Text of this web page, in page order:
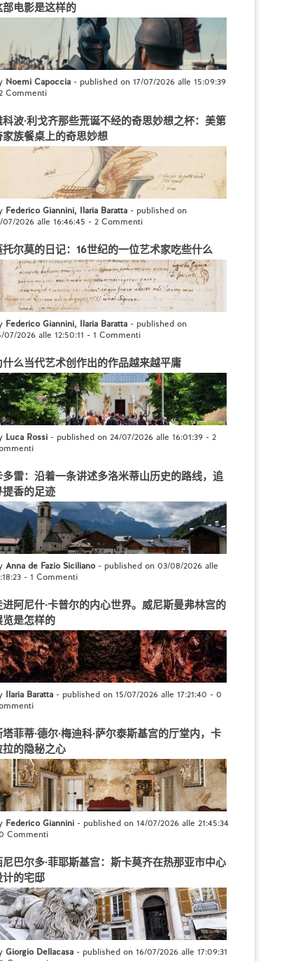
部电影是这样的
Noemi Capoccia - published on 17/07/2026 alle 15:09:39
Commenti
科波·利戈齐那些荒诞不经的奇思妙想之杯：美第
家族餐桌上的奇思妙想
Federico Giannini, Ilaria Baratta - published on
07/2026 alle 16:46:45 - 2 Commenti
托尔莫的日记：16世纪的一位艺术家吃些什么
Federico Giannini, Ilaria Baratta - published on
07/2026 alle 12:50:11 - 1 Commenti
什么当代艺术创作出的作品越来越平庸
Luca Rossi - published on 24/07/2026 alle 16:01:39 - 2
多雷：沿着一条讲述多洛米蒂山历史的路线，追
提香的足迹
Anna de Fazio Siciliano- published on 03/08/2026 alle
- 1 Commenti
进阿尼什·卡普尔的内心世界。威尼斯曼弗林宫的
览是怎样的
Ilaria Baratta - published on 15/07/2026 alle 17:21:40 - 0
塔菲蒂·德尔·梅迪科·萨尔泰斯基宫的厅堂内，卡
拉的隐秘之心
Federico Giannini - published on 14/07/2026 alle 21:45:34
Commenti
尼巴尔多·菲耶斯基宫：斯卡莫齐在热那亚市中心
计的宅邸
Giorgio Dellacasa - published on 16/07/2026 alle 17:09:31